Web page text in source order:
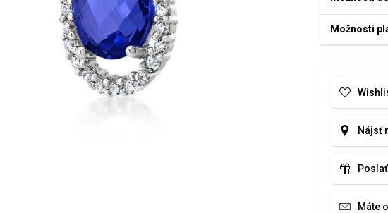
Možnosti
Nájsť
Máte